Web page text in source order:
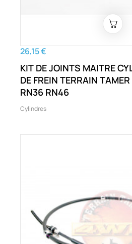
26,15 €
KIT DE JOINTS MAITRE
DE FREIN TERRAIN
RN36 RN46
Cylindres